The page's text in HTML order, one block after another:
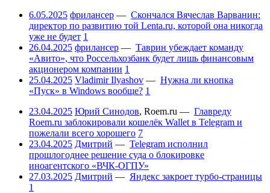
6.05.2025 фрилансер — Скончался Вячеслав Варванин:
директор по развитию той Lenta.ru, которой она никогда
уже не будет 1
26.04.2025 фрилансер — Таврин убеждает команду
«Авито», что Россельхозбанк будет лишь финансовым
акционером компании 1
25.04.2025 Vladimir Ilyashov — Нужна ли кнопка
«Пуск» в Windows вообще? 1
23.04.2025 Юрий Синодов, Roem.ru — Главреду
Roem.ru заблокировали кошелёк Wallet в Telegram и
пожелали всего хорошего 7
23.04.2025 Дмитрий — Telegram исполнил
прошлогоднее решение суда о блокировке
иноагентского «ВЧК-ОГПУ»
27.03.2025 Дмитрий — Яндекс закроет турбо-страницы
1